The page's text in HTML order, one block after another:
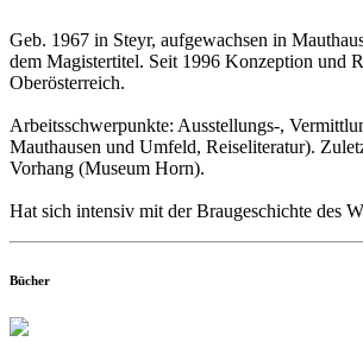
Geb. 1967 in Steyr, aufgewachsen in
dem Magistertitel. Seit 1996 Konzeption und
Oberösterreich.
Arbeitsschwerpunkte: Ausstellungs-,
Mauthausen und Umfeld, Reiseliteratur).
Vorhang (Museum Horn).
Hat sich intensiv mit der Braugeschichte des
Bücher